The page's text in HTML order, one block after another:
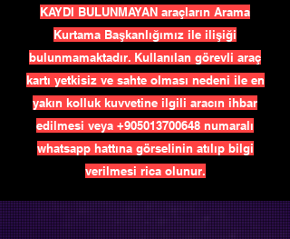
KAYDI BULUNMAYAN araçların Arama
Kurtama Başkanlığımız ile ilişiği
bulunmamaktadır. Kullanılan görevli araç
kartı yetkisiz ve sahte olması nedeni ile en
yakın kolluk kuvvetine ilgili aracın ihbar
edilmesi veya +905013700648 numaralı
whatsapp hattına görselinin atılıp bilgi
verilmesi rica olunur.